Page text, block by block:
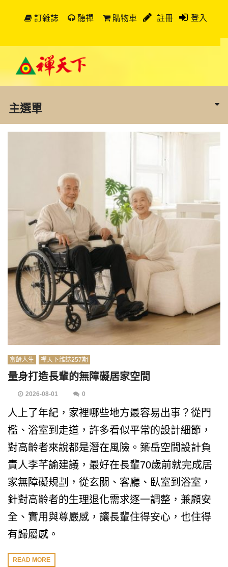
訂雜誌 聽禪 購物車 註冊 登入
主選單
富齡人生 禪天下雜誌257期
量身打造長輩的無障礙居家空間
2026-08-01 0
人上了年紀，家裡哪些地方最容易出事？從門
檻、浴室到走道，許多看似平常的設計細節，
對高齡者來說都是潛在風險。築岳空間設計負
責人李芊諭建議，最好在長輩70歲前就完成居
家無障礙規劃，從玄關、客廳、臥室到浴室，
針對高齡者的生理退化需求逐一調整，兼顧安
全、實用與尊嚴感，讓長輩住得安心，也住得
有歸屬感。
READ MORE